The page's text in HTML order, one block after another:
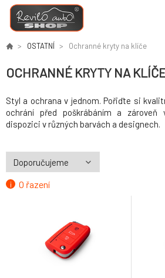
OSTATNÍ Ochranné kryty na klíče
OCHRANNÉ KRYTY NA
Styl a ochrana v jednom. Pořiďte si
ochrání před poškrábáním a zároveň
dispozici v různých barvách a designech.
O řazení